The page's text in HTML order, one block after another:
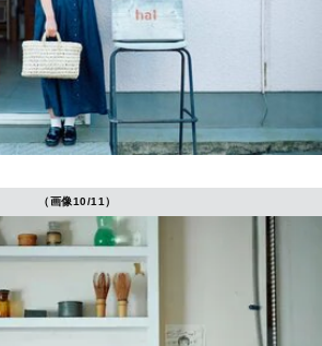
（画像10/11）